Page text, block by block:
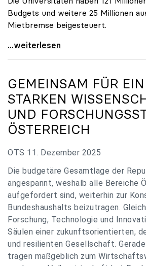
Budgets und weitere 25 Millionen
Mietbremse beigesteuert.
„Verzögerung unverständlich“:
...weiterlesen
GEMEINSAM FÜR
STARKEN
UND
ÖSTERREICH
OTS 11. Dezember 2025
Die budgetäre Gesamtlage der
angespannt, weshalb alle Bereiche
aufgefordert sind, weiterhin zur
Bundeshaushalts beizutragen.
Forschung, Technologie und
Säulen einer zukunftsorientierten,
und resilienten Gesellschaft.
tragen maßgeblich zum